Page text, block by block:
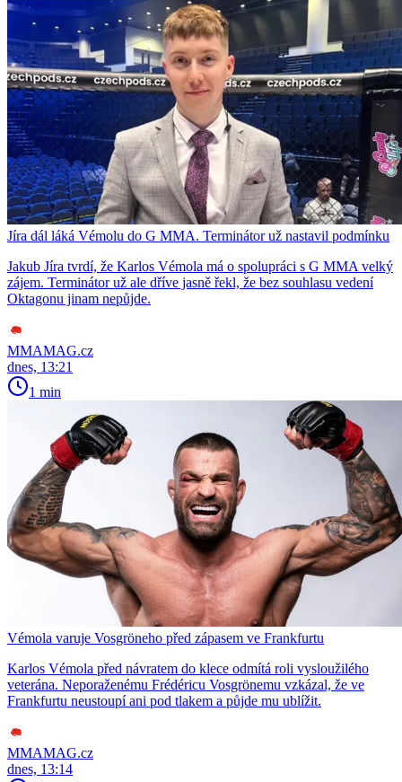
Jíra dál láká Vémolu do G MMA. Terminátor už nastavil podmínku
Jakub Jíra tvrdí, že Karlos Vémola má o spolupráci s G MMA velký
zájem. Terminátor už ale dříve jasně řekl, že bez souhlasu vedení
Oktagonu jinam nepůjde.
MMAMAG.cz
dnes, 13:21
1 min
Vémola varuje Vosgröneho před zápasem ve Frankfurtu
Karlos Vémola před návratem do klece odmítá roli vysloužilého
veterána. Neporaženému Frédéricu Vosgrönemu vzkázal, že ve
Frankfurtu neustoupí ani pod tlakem a půjde mu ublížit.
MMAMAG.cz
dnes, 13:14